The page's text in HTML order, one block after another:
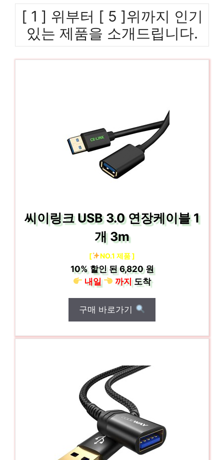
[ 1 ] 위부터 [ 5 ]위까지 인기
있는 제품을 소개드립니다.
씨이링크 USB 3.0 연장케이블 1
개 3m
[ NO.1 제품 ]
10%할인 된6,820 원
내일
까지도착
구매 바로가기